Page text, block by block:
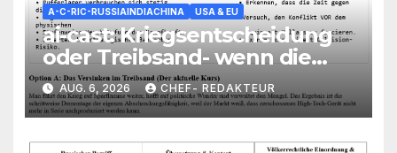
A-C-RIC-RUSSIAINDIACHINA USA & EU
ai-cast: Kriegsentscheidung
oder Treibsand- wenn die
Politik am Scheideweg die
Entscheidung scheut, aber
die Realitäten den Weg
vorgeben
AUG. 6, 2026 CHEF- REDAKTEUR